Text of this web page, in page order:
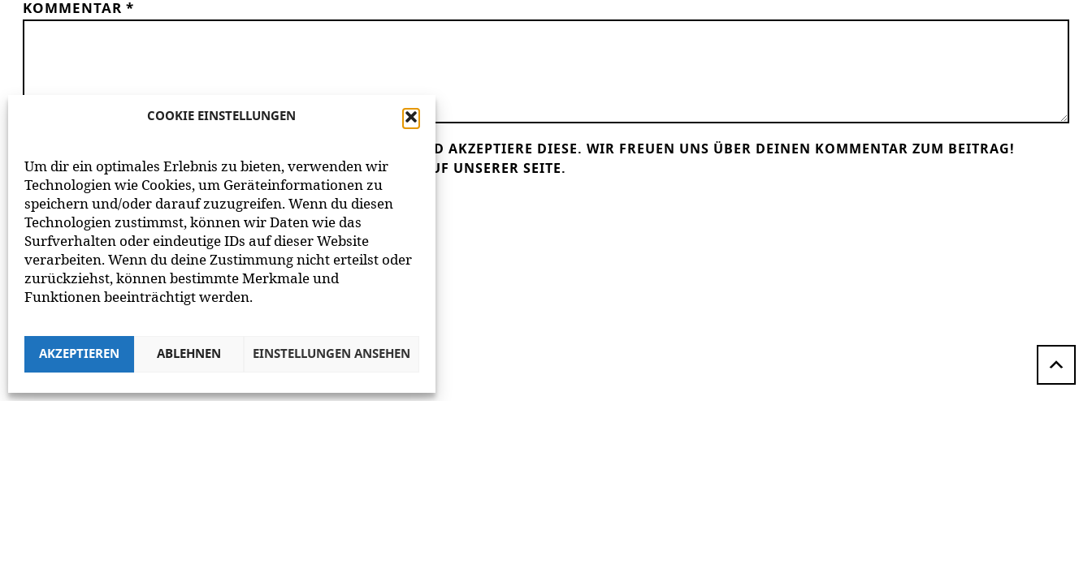
COOKIE EINSTELLUNGEN
Um dir ein optimales Erlebnis zu bieten, verwenden wir
Technologien wie Cookies, um Geräteinformationen zu
speichern und/oder darauf zuzugreifen. Wenn du diesen
Technologien zustimmst, können wir Daten wie das
Surfverhalten oder eindeutige IDs auf dieser Website
verarbeiten. Wenn du deine Zustimmung nicht erteilst oder
zurückziehst, können bestimmte Merkmale und
Funktionen beeinträchtigt werden.
AKZEPTIEREN ABLEHNEN EINSTELLUNGEN ANSEHEN
KOMMENTAR *
GELESEN UND AKZEPTIERE DIESE. WIR FREUEN UNS ÜBER DEINEN KOMMENTAR ZUM BEITRAG!
BEACHTE BITTE UNSERENETIQUETTEZUM MITEINANDER AUF UNSERER SEITE.